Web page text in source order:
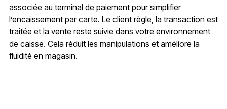
associée au terminal de paiement pour simplifier
l’encaissement par carte. Le client règle, la transaction est
traitée et la vente reste suivie dans votre environnement
de caisse. Cela réduit les manipulations et améliore la
fluidité en magasin.